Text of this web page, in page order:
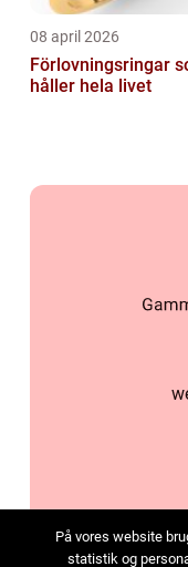
08 april 2026
Förlovningsringar
håller hela livet
På vores website
statistik og